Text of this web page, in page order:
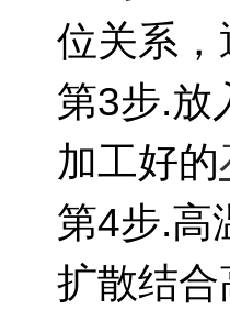
位关系
第3步.放
加工好的
第4步.高
扩散结